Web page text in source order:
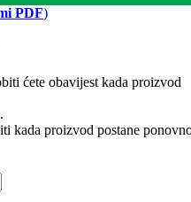
PDF)
ćete obavijest kada proizvod
kada proizvod postane